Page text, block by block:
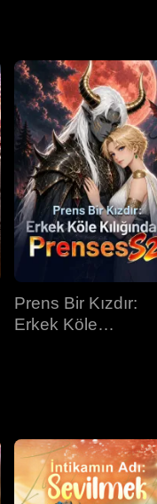
Prens Bir Kızdır:
Erkek Köle